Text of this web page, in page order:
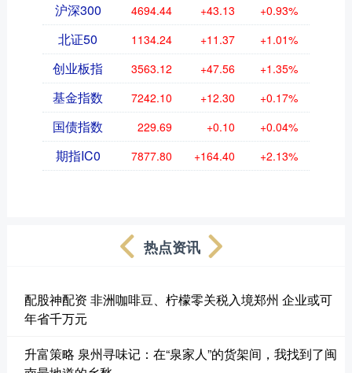
沪深300 4694.44 +43.13 +0.93%
北证50 1134.24 +11.37 +1.01%
创业板指 3563.12 +47.56 +1.35%
基金指数 7242.10 +12.30 +0.17%
国债指数 229.69 +0.10 +0.04%
期指IC0 7877.80 +164.40 +2.13%
热点资讯
配股神配资 非洲咖啡豆、柠檬零关税入境郑州 企业或可
年省千万元
升富策略 泉州寻味记：在“泉家人”的货架间，我找到了闽